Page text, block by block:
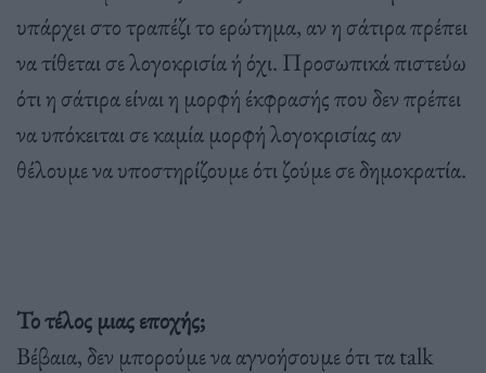
υπάρχει στο τραπέζι το ερώτημα, αν η σάτιρα πρέπει
να τίθεται σε λογοκρισία ή όχι. Προσωπικά πιστεύω
ότι η σάτιρα είναι η μορφή έκφρασής που δεν πρέπει
να υπόκειται σε καμία μορφή λογοκρισίας αν
θέλουμε να υποστηρίζουμε ότι ζούμε σε δημοκρατία.
Το τέλος μιας εποχής;
Βέβαια, δεν μπορούμε να αγνοήσουμε ότι τα talk